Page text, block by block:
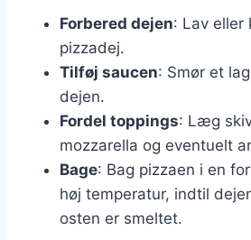
Forbered dejen: Lav eller
pizzadej.
Tilføj saucen: Smør et
dejen.
Fordel toppings: Læg
mozzarella og eventuelt
Bage: Bag pizzaen i en
høj temperatur, indtil
osten er smeltet.